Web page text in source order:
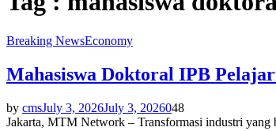
Breaking NewsEconomy
Mahasiswa Doktoral IPB
by cmsJuly 3, 2026July 3, 2026048
Jakarta, MTM Network – Transformasi industri yang